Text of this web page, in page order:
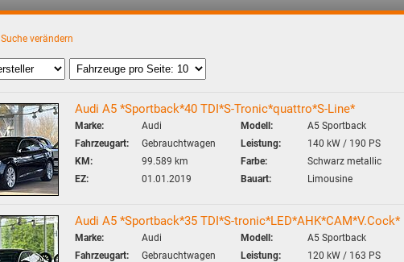
Suche verändern
Audi A5 *Sportback*40 TDI*S-Tronic*quattro*S-Line*
Marke:
Audi
Fahrzeugart:
Gebrauchtwagen
KM:
99.589 km
EZ:
01.01.2019
Modell:
A5 Sportback
Leistung:
140 kW / 190 PS
Farbe:
Schwarz metallic
Bauart:
Limousine
Audi A5 *Sportback*35 TDI*S-tronic*LED*AHK*CAM*V.Cock*
Marke:
Audi
Fahrzeugart:
Gebrauchtwagen
Modell:
A5 Sportback
Leistung:
120 kW / 163 PS